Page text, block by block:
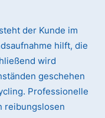
der Kunde im
hilft, die
wird
geschehen
Professionelle
reibungslosen